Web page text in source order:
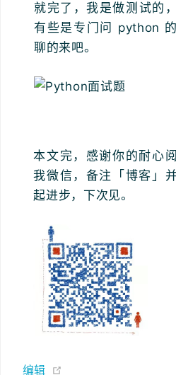
就完了，我是做测试的
有些是专门问 python
聊的来吧。
本文完，感谢你的耐心
我微信，备注「博客」
起进步，下次见。
编辑